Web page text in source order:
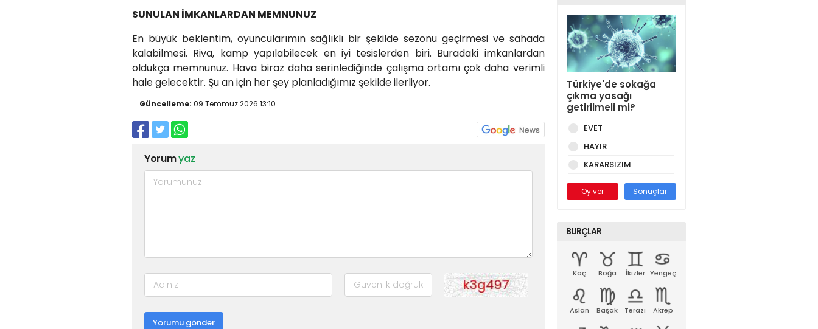
SUNULAN İMKANLARDAN MEMNUNUZ
En büyük beklentim, oyuncularımın sağlıklı bir şekilde sezonu geçirmesi ve sahada
kalabilmesi. Riva, kamp yapılabilecek en iyi tesislerden biri. Buradaki imkanlardan
oldukça memnunuz. Hava biraz daha serinlediğinde çalışma ortamı çok daha verimli
hale gelecektir. Şu an için her şey planladığımız şekilde ilerliyor.
Güncelleme: 09 Temmuz 2026 13:10
Yorumyaz
Yorumu gönder
Türkiye'de sokağa
çıkma yasağı
getirilmeli mi?
EVET
HAYIR
KARARSIZIM
Oy ver Sonuçlar
BURÇLAR
Koç Boğa İkizler Yengeç
Aslan Başak Terazi Akrep